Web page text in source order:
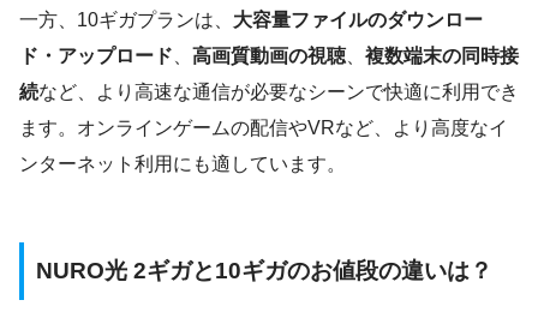
一方、10ギガプランは、 大容量ファイルのダウンロー
ド・アップロード
高画質動画の視聴、 複数端末の同時接
続など、より高速な通信が必要なシーンで快適に利用でき
ます。オンラインゲームの配信やVRなど、より高度なイ
ンターネット利用にも適しています。
NURO光 2ギガと10ギガのお値段の違いは？